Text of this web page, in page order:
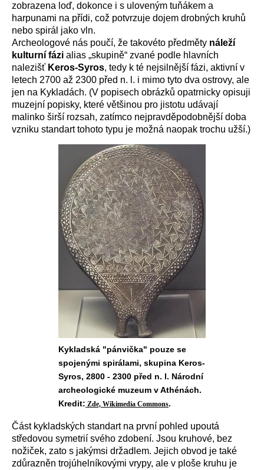
zobrazena loď, dokonce i s uloveným tuňákem a
harpunami na přídi, což potvrzuje dojem drobných kruhů
nebo spirál jako vln.
Archeologové nás poučí, že takovéto předměty náleží
kulturní fázi alias „skupině“ zvané podle hlavních
nalezišť Keros-Syros, tedy k té nejsilnější fázi, aktivní v
letech 2700 až 2300 před n. l. i mimo tyto dva ostrovy, ale
jen na Kykladách. (V popisech obrázků opatrnicky opisuji
muzejní popisky, které většinou pro jistotu udávají
malinko širší rozsah, zatímco nejpravděpodobnější doba
vzniku standart tohoto typu je možná naopak trochu užší.)
Kykladská "pánvička" pouze se
spojenými spirálami, skupina Keros-
Syros, 2800 - 2300 před n. l. Národní
archeologické muzeum v Athénách.
Kredit: Zde, Wikimedia Commons.
Část kykladských standart na první pohled upoutá
středovou symetrií svého zdobení. Jsou kruhové, bez
nožiček, zato s jakýmsi držadlem. Jejich obvod je také
zdůrazněn trojúhelníkovými vrypy, ale v ploše kruhu je